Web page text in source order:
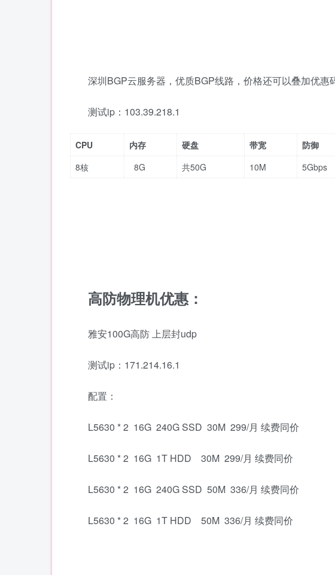
深圳BGP云服务器，优质BGP线路，价格还可以叠加优惠
测试ip：103.39.218.1
CPU 内存 硬盘 带宽 防御
8核
8G 共50G 10M 5Gbps
高防物理机优惠：
雅安100G高防 上层封udp
测试ip：171.214.16.1
配置：
L5630 * 2 16G 240G SSD 30M 299/月 续费同价
L5630 * 2 16G 1T HDD 30M 299/月 续费同价
L5630 * 2 16G 240G SSD 50M 336/月 续费同价
L5630 * 2 16G 1T HDD 50M 336/月 续费同价